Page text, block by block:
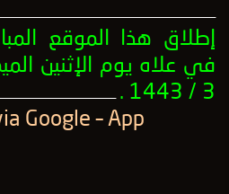
إطلاق هذا الموقع
3 / 1443 .